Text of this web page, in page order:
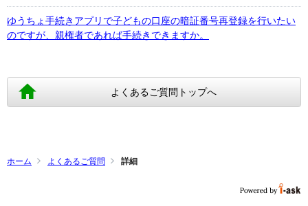
ゆうちょ手続きアプリで子どもの口座の暗証番号再登録を行いたい
のですが、親権者であれば手続きできますか。
よくあるご質問トップへ
ホーム よくあるご質問 詳細